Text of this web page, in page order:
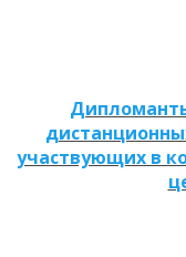
участвующих в